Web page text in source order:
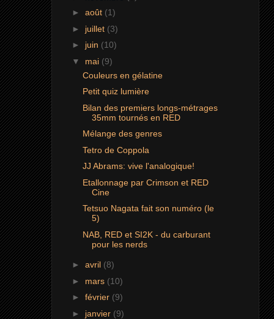
► août (1)
► juillet (3)
► juin (10)
▼ mai (9)
Couleurs en gélatine
Petit quiz lumière
Bilan des premiers longs-métrages
35mm tournés en RED
Mélange des genres
Tetro de Coppola
JJ Abrams: vive l'analogique!
Etallonnage par Crimson et RED
Cine
Tetsuo Nagata fait son numéro (le
5)
NAB, RED et SI2K - du carburant
pour les nerds
► avril (8)
► mars (10)
► février (9)
► janvier (9)